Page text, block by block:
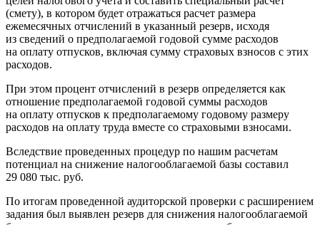
(смету), в котором будет отражаться расчет размера
ежемесячных отчислений в указанный резерв, исходя
из сведений о предполагаемой годовой сумме расходов
на оплату отпусков, включая сумму страховых взносов с этих
расходов.
При этом процент отчислений в резерв определяется как
отношение предполагаемой годовой суммы расходов
на оплату отпусков к предполагаемому годовому размеру
расходов на оплату труда вместе со страховыми взносами.
Вследствие проведенных процедур по нашим расчетам
потенциал на снижение налогооблагаемой базы составил
29 080 тыс. руб.
По итогам проведенной аудиторской проверки с расширением
задания был выявлен резерв для снижения налогооблагаемой